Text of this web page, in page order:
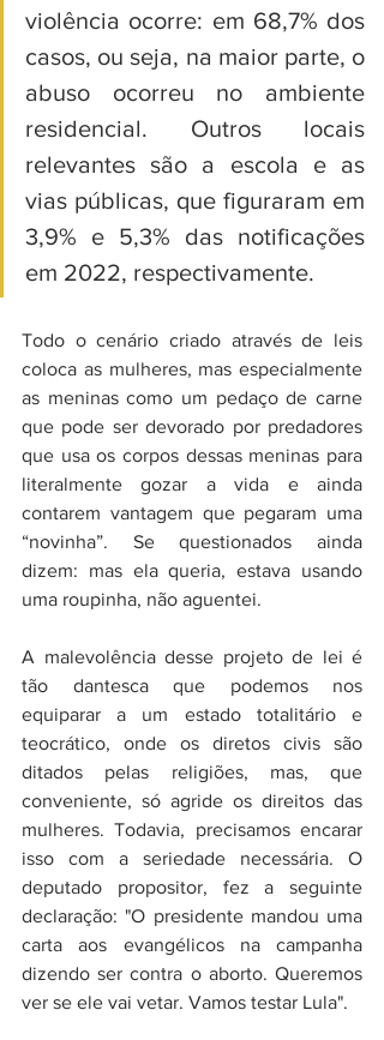
violência ocorre: em 68,7% dos
casos, ou seja, na maior parte, o
abuso ocorreu no ambiente
residencial. Outros locais
relevantes são a escola e as
vias públicas, que figuraram em
3,9% e 5,3% das notificações
em 2022, respectivamente.
Todo o cenário criado através de leis
coloca as mulheres, mas especialmente
as meninas como um pedaço de carne
que pode ser devorado por predadores
que usa os corpos dessas meninas para
literalmente gozar a vida e ainda
contarem vantagem que pegaram uma
“novinha”. Se questionados ainda
dizem: mas ela queria, estava usando
uma roupinha, não aguentei.
A malevolência desse projeto de lei é
tão dantesca que podemos nos
equiparar a um estado totalitário e
teocrático, onde os diretos civis são
ditados pelas religiões, mas, que
conveniente, só agride os direitos das
mulheres. Todavia, precisamos encarar
isso com a seriedade necessária. O
deputado propositor, fez a seguinte
declaração: "O presidente mandou uma
carta aos evangélicos na campanha
dizendo ser contra o aborto. Queremos
ver se ele vai vetar. Vamos testar Lula".